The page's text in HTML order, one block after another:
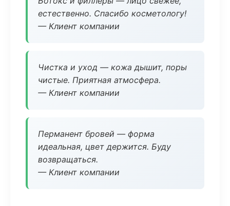
естественно. Спасибо косметологу!
— Клиент компании
Чистка и уход — кожа дышит, поры
чистые. Приятная атмосфера.
— Клиент компании
Перманент бровей — форма
идеальная, цвет держится. Буду
возвращаться.
— Клиент компании